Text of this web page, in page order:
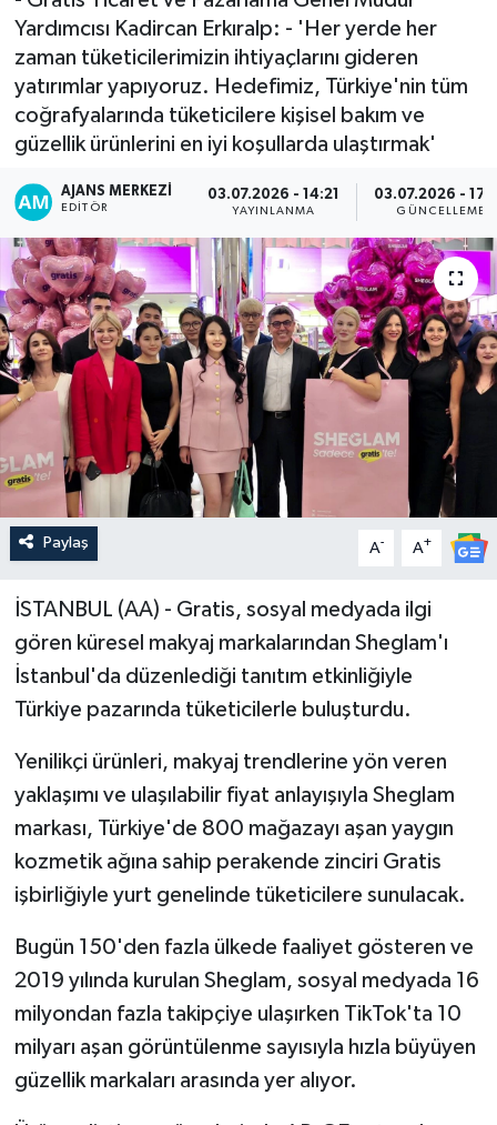
Yardımcısı Kadircan Erkıralp: - 'Her yerde her
zaman tüketicilerimizin ihtiyaçlarını gideren
yatırımlar yapıyoruz. Hedefimiz, Türkiye'nin tüm
coğrafyalarında tüketicilere kişisel bakım ve
güzellik ürünlerini en iyi koşullarda ulaştırmak'
AJANS MERKEZI
EDITÖR
03.07.2026 - 14:21
YAYINLANMA
03.07.2026 -
GÜNCELLEME
Paylaş A- A+
İSTANBUL (AA) - Gratis, sosyal medyada ilgi
gören küresel makyaj markalarından Sheglam'ı
İstanbul'da düzenlediği tanıtım etkinliğiyle
Türkiye pazarında tüketicilerle buluşturdu.
Yenilikçi ürünleri, makyaj trendlerine yön veren
yaklaşımı ve ulaşılabilir fiyat anlayışıyla Sheglam
markası, Türkiye'de 800 mağazayı aşan yaygın
kozmetik ağına sahip perakende zinciri Gratis
işbirliğiyle yurt genelinde tüketicilere sunulacak.
Bugün 150'den fazla ülkede faaliyet gösteren ve
2019 yılında kurulan Sheglam, sosyal medyada 16
milyondan fazla takipçiye ulaşırken TikTok'ta 10
milyarı aşan görüntülenme sayısıyla hızla büyüyen
güzellik markaları arasında yer alıyor.